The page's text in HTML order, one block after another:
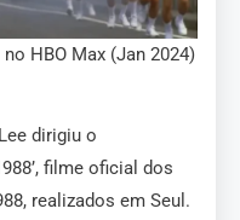
HBO Max (Jan 2024)
dirigiu o
filme oficial dos
realizados em Seul.